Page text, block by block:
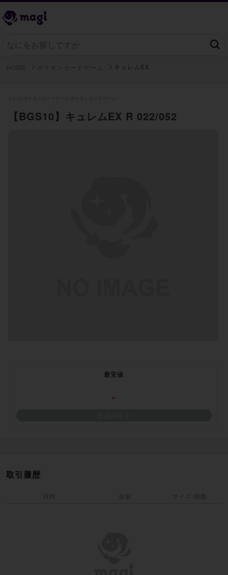
【BGS10】キュレムEX R 022/052
最安値
-
取引履歴
日時 金額 サイズ/個数